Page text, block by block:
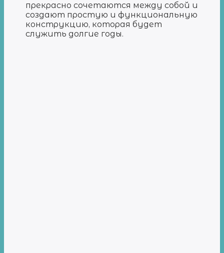
прекрасно сочетаются между собой и
создают простую и функциональную
конструкцию, которая будет
служить долгие годы.